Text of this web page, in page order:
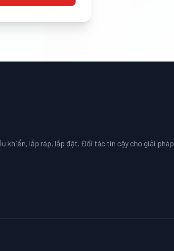
khiển, lắp ráp, lắp đặt. Đối tác tin cậy cho giải pháp